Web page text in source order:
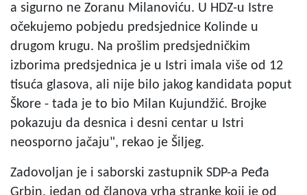
a sigurno ne Zoranu Milanoviću. U HDZ-u Istre
očekujemo pobjedu predsjednice Kolinde u
drugom krugu. Na prošlim predsjedničkim
izborima predsjednica je u Istri imala više od 12
tisuća glasova, ali nije bilo jakog kandidata poput
Škore - tada je to bio Milan Kujundžić. Brojke
pokazuju da desnica i desni centar u Istri
neosporno jačaju", rekao je Šiljeg.
Zadovoljan je i saborski zastupnik SDP-a Peđa
Grbin, jedan od članova vrha stranke koji je od